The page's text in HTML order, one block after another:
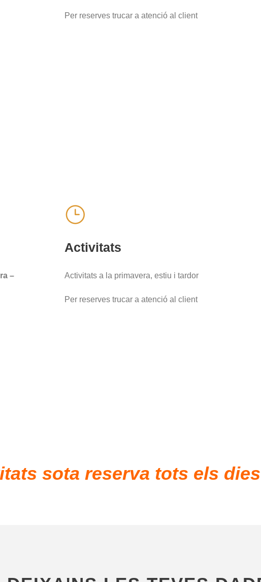
Per reserves trucar a atenció al client
–
Activitats
Activitats a la primavera, estiu i tardor
Per reserves trucar a atenció al client
sota reserva tots els dies